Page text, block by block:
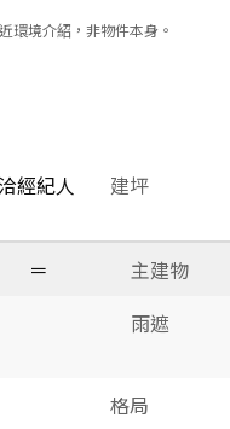
環境介紹，非物件本身。
建坪
經紀人
＝ 主建物
雨遮
格局